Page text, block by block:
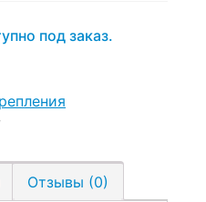
под заказ.
Отзывы (0)